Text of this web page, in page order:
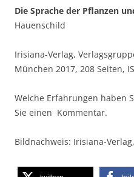
Die Sprache der Pflanzen
Hauenschild
Irisiana-Verlag,
München 2017, 208 Seiten,
Welche Erfahrungen haben
Sie einen Kommentar.
Bildnachweis: Irisiana-Verlag,